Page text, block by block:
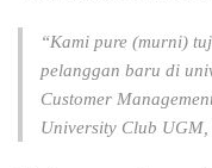
“Kami pure (murni)
pelanggan baru di
Customer
University Club UGM,